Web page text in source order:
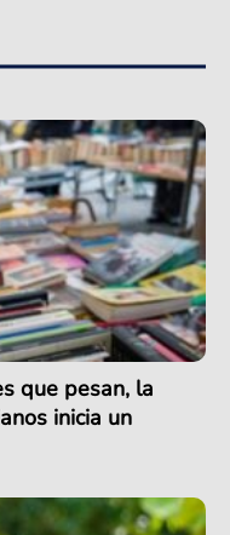
que pesan, la
inicia un